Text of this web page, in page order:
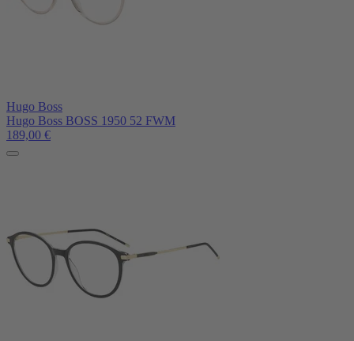
Hugo Boss
Hugo Boss BOSS 1950 52 FWM
189,00 €